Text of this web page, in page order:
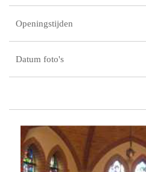
Openingstijden
Datum foto's